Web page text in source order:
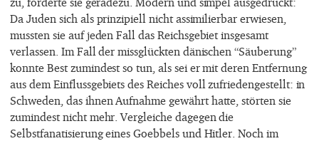
Da Juden sich als prinzipiell nicht assimilierbar erwiesen,
mussten sie auf jeden Fall das Reichsgebiet insgesamt
verlassen. Im Fall der missglückten dänischen “Säuberung”
konnte Best zumindest so tun, als sei er mit deren Entfernung
aus dem Einflussgebiets des Reiches voll zufriedengestellt: in
Schweden, das ihnen Aufnahme gewährt hatte, störten sie
zumindest nicht mehr. Vergleiche dagegen die
Selbstfanatisierung eines Goebbels und Hitler. Noch im